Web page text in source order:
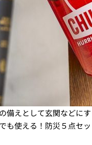
備えとして玄関などに
使える！防災５点セ